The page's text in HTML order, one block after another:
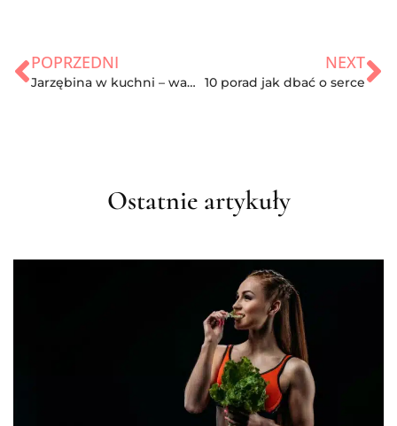
POPRZEDNI
Jarzębina w kuchni – wartości odżywcze i zdrowotne, przepis
NEXT
10 porad jak dbać o serce
Ostatnie artykuły